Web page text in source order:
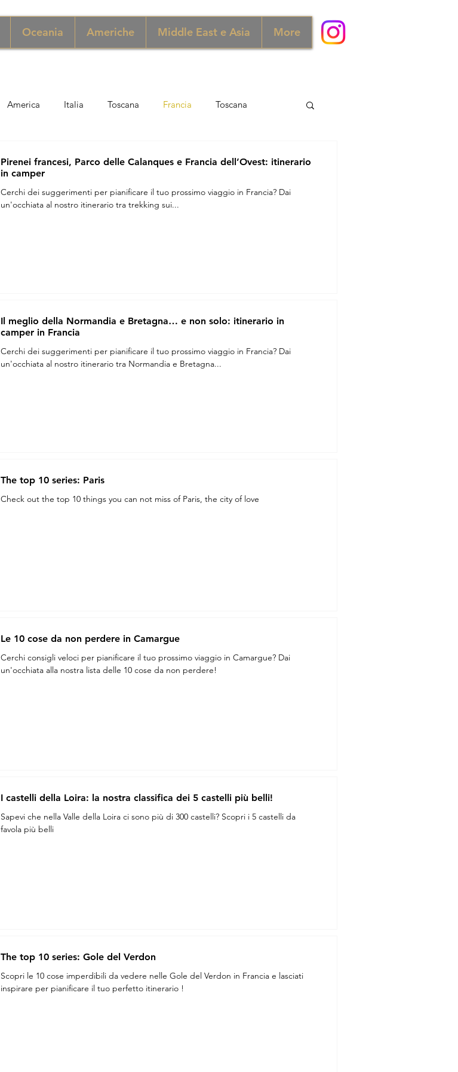
Oceania Americhe Middle East e Asia More
America Italia Toscana Francia Toscana
Zimbabwe Giordania India Norvegia
Pirenei francesi, Parco delle Calanques e Francia dell’Ovest: itinerario
in camper
Cerchi dei suggerimenti per pianificare il tuo prossimo viaggio in Francia? Dai
un'occhiata al nostro itinerario tra trekking sui...
Il meglio della Normandia e Bretagna… e non solo: itinerario in
camper in Francia
Cerchi dei suggerimenti per pianificare il tuo prossimo viaggio in Francia? Dai
un'occhiata al nostro itinerario tra Normandia e Bretagna...
The top 10 series: Paris
Check out the top 10 things you can not miss of Paris, the city of love
Le 10 cose da non perdere in Camargue
Cerchi consigli veloci per pianificare il tuo prossimo viaggio in Camargue? Dai
un'occhiata alla nostra lista delle 10 cose da non perdere!
I castelli della Loira: la nostra classifica dei 5 castelli più belli!
Sapevi che nella Valle della Loira ci sono più di 300 castelli? Scopri i 5 castelli da
favola più belli
The top 10 series: Gole del Verdon
Scopri le 10 cose imperdibili da vedere nelle Gole del Verdon in Francia e lasciati
inspirare per pianificare il tuo perfetto itinerario !